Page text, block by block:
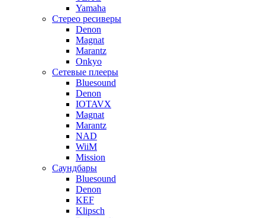
Yamaha
Стерео ресиверы
Denon
Magnat
Marantz
Onkyo
Сетевые плееры
Bluesound
Denon
IOTAVX
Magnat
Marantz
NAD
WiiM
Mission
Саундбары
Bluesound
Denon
KEF
Klipsch